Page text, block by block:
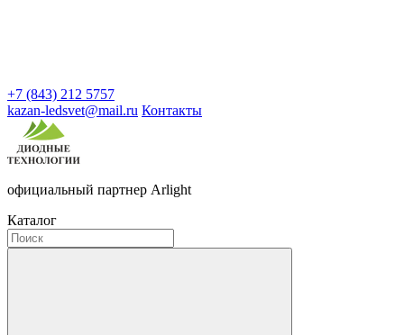
+7 (843) 212 5757
kazan-ledsvet@mail.ru Контакты
официальный партнер Arlight
Каталог